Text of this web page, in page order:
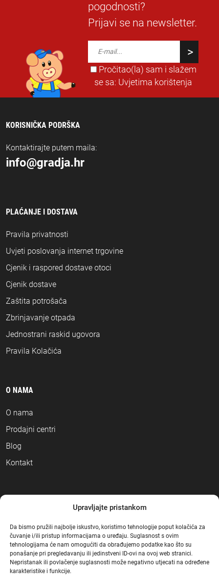
Upravljajte pristankom
Da bismo pružili najbolje iskustvo, koristimo tehnologije poput kolačića za
čuvanje i/ili pristup informacijama o uređaju. Suglasnost s ovim
tehnologijama će nam omogućiti da obrađujemo podatke kao što su
ponašanje pri pregledavanju ili jedinstveni ID-ovi na ovoj web stranici.
Nepristanak ili povlačenje suglasnosti može negativno utjecati na određene
karakteristike i funkcije.
pogodnosti?
Prijavi se na newsletter.
Pročitao(la) sam i slažem
se sa: Uvjetima korištenja
KORISNIČKA PODRŠKA
Kontaktirajte putem maila:
info@gradja.hr
PLAĆANJE I DOSTAVA
Pravila privatnosti
Uvjeti poslovanja internet trgovine
Cjenik i raspored dostave otoci
Cjenik dostave
Zaštita potrošača
Zbrinjavanje otpada
Jednostrani raskid ugovora
Pravila Kolačića
O NAMA
O nama
Prodajni centri
Blog
Kontakt